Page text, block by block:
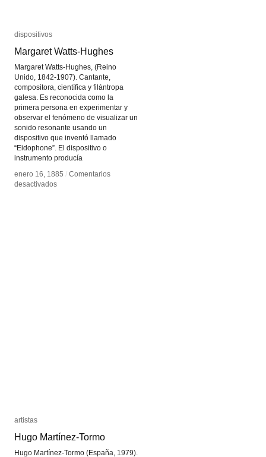
dispositivos
Margaret Watts-Hughes
Margaret Watts-Hughes, (Reino
Unido, 1842-1907). Cantante,
compositora, científica y filántropa
galesa. Es reconocida como la
primera persona en experimentar y
observar el fenómeno de visualizar un
sonido resonante usando un
dispositivo que inventó llamado
“Eidophone”. El dispositivo o
instrumento producía
enero 16, 1885 / Comentarios
desactivadosen
dispositivos
Margaret Watts-Hughes
enero 16, 1885 / Comentarios
desactivadosen
artistas
Hugo Martínez-Tormo
Hugo Martínez-Tormo (España, 1979).
artistas
Hugo Martínez-Tormo